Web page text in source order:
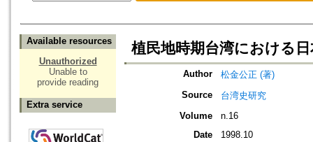
Available resources
Unauthorized
Unable to
provide reading
Extra service
植民地時期台湾における
Author
松金公正 (著)
Source
台湾史研究
Volume
n.16
Date
1998.10